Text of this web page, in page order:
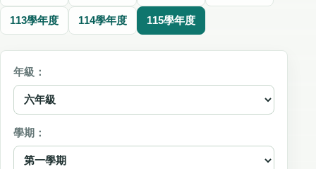
113學年度 114學年度 115學年度
年級：
學期：